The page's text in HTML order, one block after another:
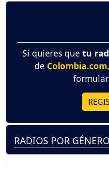
Si quieres que tu
de Colombia.com,
RADIOS POR